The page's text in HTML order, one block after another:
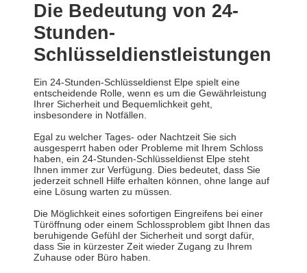
Die Bedeutung von 24-
Stunden-
Schlüsseldienstleistungen
Ein 24-Stunden-Schlüsseldienst Elpe spielt eine
entscheidende Rolle, wenn es um die Gewährleistung
Ihrer Sicherheit und Bequemlichkeit geht,
insbesondere in Notfällen.
Egal zu welcher Tages- oder Nachtzeit Sie sich
ausgesperrt haben oder Probleme mit Ihrem Schloss
haben, ein 24-Stunden-Schlüsseldienst Elpe steht
Ihnen immer zur Verfügung. Dies bedeutet, dass Sie
jederzeit schnell Hilfe erhalten können, ohne lange auf
eine Lösung warten zu müssen.
Die Möglichkeit eines sofortigen Eingreifens bei einer
Türöffnung oder einem Schlossproblem gibt Ihnen das
beruhigende Gefühl der Sicherheit und sorgt dafür,
dass Sie in kürzester Zeit wieder Zugang zu Ihrem
Zuhause oder Büro haben.